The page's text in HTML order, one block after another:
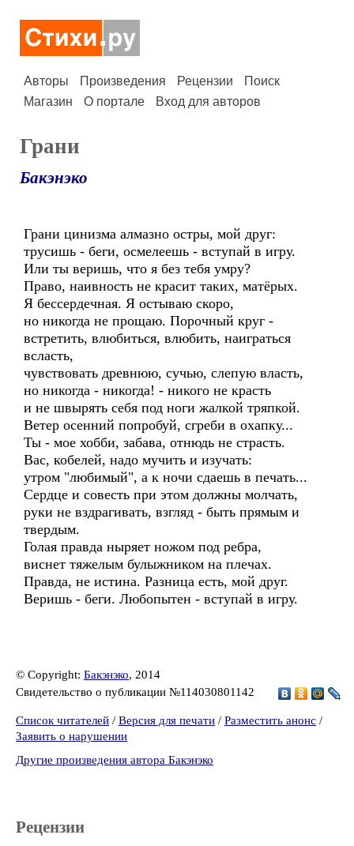
Авторы Произведения Рецензии
Поиск
Магазин
О портале Вход для авторов
Грани
Бакэнэко
Грани цинизма алмазно остры, мой друг:
трусишь - беги, осмелеешь - вступай в игру.
Или ты веришь, что я без тебя умру?
Право, наивность не красит таких, матёрых.
Я бессердечная. Я остываю скоро,
но никогда не прощаю. Порочный круг -
встретить, влюбиться, влюбить, наиграться
всласть,
чувствовать древнюю, сучью, слепую власть,
но никогда - никогда! - никого не красть
и не швырять себя под ноги жалкой тряпкой.
Ветер осенний попробуй, сгреби в охапку...
Ты - мое хобби, забава, отнюдь не страсть.
Вас, кобелей, надо мучить и изучать:
утром "любимый", а к ночи сдаешь в печать...
Сердце и совесть при этом должны молчать,
руки не вздрагивать, взгляд - быть прямым и
твердым.
Голая правда ныряет ножом под ребра,
виснет тяжелым булыжником на плечах.
Правда, не истина. Разница есть, мой друг.
Веришь - беги. Любопытен - вступай в игру.
© Copyright: Бакэнэко, 2014
Свидетельство о публикации №114030801142
Список читателей / Версия для печати / Разместить анонс /
Заявить о нарушении
Другие произведения автора Бакэнэко
Рецензии